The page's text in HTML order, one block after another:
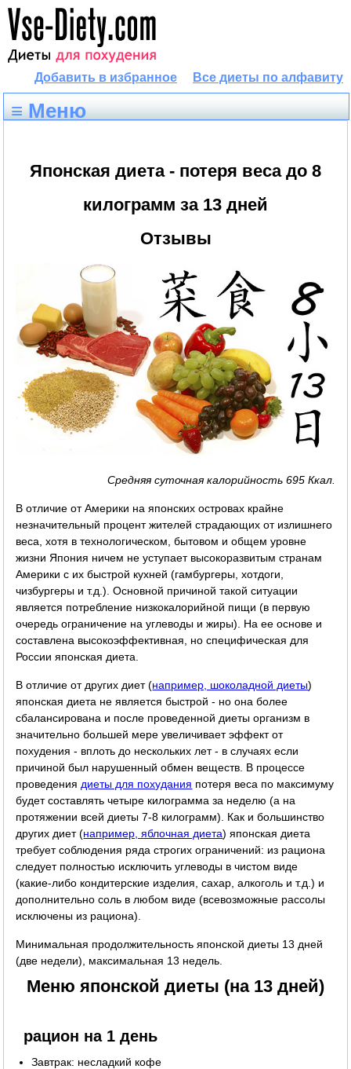
Все диеты по алфавиту
Добавить в избранное
≡ Меню
Японская диета - потеря веса до 8
килограмм за 13 дней
Отзывы
Средняя суточная калорийность 695 Ккал.
В отличие от Америки на японских островах крайне
незначительный процент жителей страдающих от излишнего
веса, хотя в технологическом, бытовом и общем уровне
жизни Япония ничем не уступает высокоразвитым странам
Америки с их быстрой кухней (гамбургеры, хотдоги,
чизбургеры и т.д.). Основной причиной такой ситуации
является потребление низкокалорийной пищи (в первую
очередь ограничение на углеводы и жиры). На ее основе и
составлена высокоэффективная, но специфическая для
России японская диета.
В отличие от других диет (например, шоколадной диеты)
японская диета не является быстрой - но она более
сбалансирована и после проведенной диеты организм в
значительно большей мере увеличивает эффект от
похудения - вплоть до нескольких лет - в случаях если
причиной был нарушенный обмен веществ. В процессе
проведения диеты для похудания потеря веса по максимуму
будет составлять четыре килограмма за неделю (а на
протяжении всей диеты 7-8 килограмм). Как и большинство
других диет (например, яблочная диета) японская диета
требует соблюдения ряда строгих ограничений: из рациона
следует полностью исключить углеводы в чистом виде
(какие-либо кондитерские изделия, сахар, алкоголь и т.д.) и
дополнительно соль в любом виде (всевозможные рассолы
исключены из рациона).
Минимальная продолжительность японской диеты 13 дней
(две недели), максимальная 13 недель.
Меню японской диеты (на 13 дней)
рацион на 1 день
Завтрак: несладкий кофе